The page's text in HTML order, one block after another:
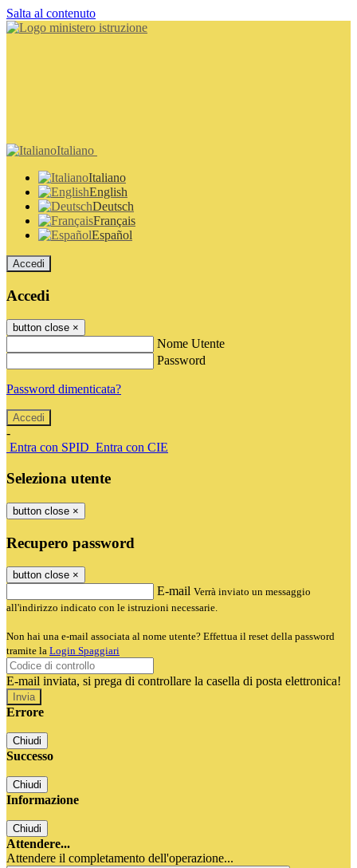
Salta al contenuto
Italiano
Italiano
English
Deutsch
Français
Español
Accedi
Accedi
button close ×
Nome Utente
Password
Password dimenticata?
-
Entra con SPID Entra con CIE
Seleziona utente
button close ×
Recupero password
button close ×
E-mail Verrà inviato un messaggio
all'indirizzo indicato con le istruzioni necessarie.
Non hai una e-mail associata al nome utente? Effettua il reset della password
tramite la Login Spaggiari
E-mail inviata, si prega di controllare la casella di posta elettronica!
Errore
Chiudi
Successo
Chiudi
Informazione
Chiudi
Attendere...
Attendere il completamento dell'operazione...